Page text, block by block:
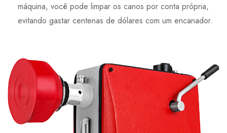
máquina, você pode limpar os canos por conta própria,
evitando gastar centenas de dólares com um encanador.